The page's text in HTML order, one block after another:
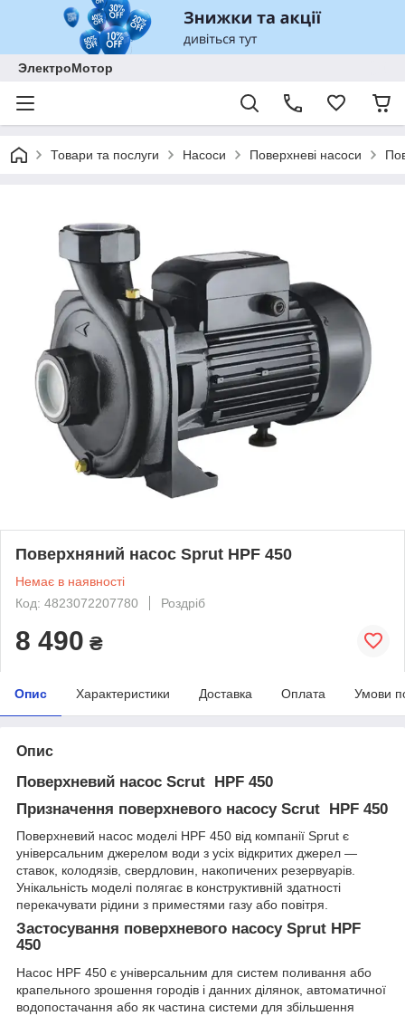
ЭлектроМотор
Товари та послуги Насоси Поверхневі насоси
Поверхняний насос Sprut HPF 450
Немає в наявності
Код: 4823072207780
Роздріб
8 490 ₴
Опис Характеристики Доставка Оплата Умови
Опис
Поверхневий насос Scrut HPF 450
Призначення поверхневого насосу Scrut HPF 450
Поверхневий насос моделі HPF 450 від компанії Sprut є
універсальним джерелом води з усіх відкритих джерел —
ставок, колодязів, свердловин, накопичених резервуарів.
Унікальність моделі полягає в конструктивній здатності
перекачувати рідини з приместями газу або повітря.
Застосування поверхневого насосу Sprut HPF
450
Насос HPF 450 є універсальним для систем поливання або
крапельного зрошення городів і данних ділянок, автоматичної
водопостачання або як частина системи для збільшення